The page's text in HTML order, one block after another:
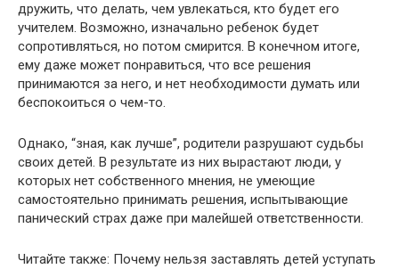
дружить, что делать, чем увлекаться, кто будет его
учителем. Возможно, изначально ребенок будет
сопротивляться, но потом смирится. В конечном итоге,
ему даже может понравиться, что все решения
принимаются за него, и нет необходимости думать или
беспокоиться о чем-то.
Однако, “зная, как лучше”, родители разрушают судьбы
своих детей. В результате из них вырастают люди, у
которых нет собственного мнения, не умеющие
самостоятельно принимать решения, испытывающие
панический страх даже при малейшей ответственности.
Читайте также: Почему нельзя заставлять детей уступать